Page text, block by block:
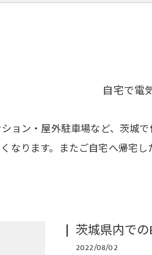
自宅で電
ョン・屋外駐車場など、茨城
なります。またご自宅へ帰宅
茨城県内で
2022/08/02